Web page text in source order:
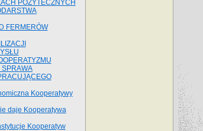
POŻYTECZNYCH
FERMERÓW
SPRAWA
Kooperatywy
daje Kooperatywa
Kooperatyw